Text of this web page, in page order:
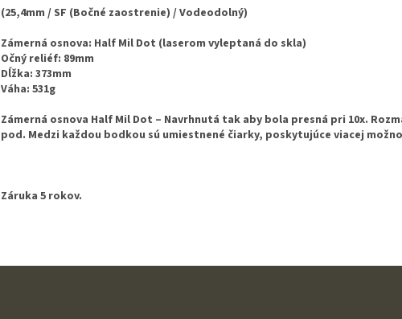
(25,4mm / SF (Bočné zaostrenie) / Vodeodolný)
Zámerná osnova: Half Mil Dot (laserom vyleptaná do skla)
Očný reliéf: 89mm
Dĺžka: 373mm
Váha: 531g
Zámerná osnova Half Mil Dot – Navrhnutá tak aby bola presná pri 10x.
pod. Medzi každou bodkou sú umiestnené čiarky, poskytujúce viacej
Záruka 5 rokov.